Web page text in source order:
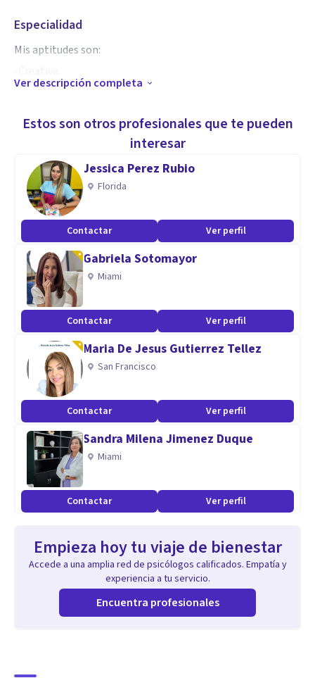
Especialidad
Mis aptitudes son:
-Proactiva.
Aptitudes
Me especializo en ayudar, guiar y apoyar en el seguimiento
de tu emprendimiento y a su vez en mantener tu salud
mental en el proceso.
Ver descripción completa
Estos son otros profesionales que te pueden
interesar
Jessica Perez Rubio
Florida
Contactar Ver perfil
Gabriela Sotomayor
Miami
Contactar Ver perfil
Maria De Jesus Gutierrez Tellez
San Francisco
Contactar Ver perfil
Sandra Milena Jimenez Duque
Miami
Contactar Ver perfil
Empieza hoy tu viaje de bienestar
Accede a una amplia red de psicólogos calificados. Empatía y
experiencia a tu servicio.
Encuentra profesionales